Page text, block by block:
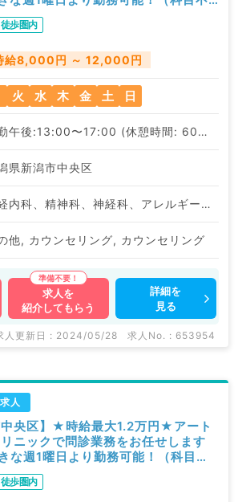
歩圏内
給8,000円 ～ 12,000円
火 水 木 金 土 日
日勤午後:13:00〜17:00 (休憩時間: 60分)
県新潟市中央区
神経内科、精神科、神経科、アレルギー科、リウマチ科、小児科、整形外科、形成外科、美容外科、脳神経外科、呼吸器外科、心臓血管外科、小児外科、皮膚科、泌尿器科、産婦人科、産科、婦人科、眼科、耳鼻咽喉科、気管食道科、放射線科、リハビリテーション科、麻酔科、ペインクリニック、人工透析科、緩和ケア科、一般内科、循環器内科、消化器内科、内分泌・代謝内科、腎臓内科、老年内科、外科系全般、一般外科、消化器外科、乳腺外科、総合診療科、美容皮膚科、健診・人間ドック、救急科・ＩＣＵ、病理科、基礎医学系、膠原病科、スポーツ整形外科、大腸・肛門外科、その他、脊髄・脊椎外科、科目不問
他, カウンセリング, カウンセリング
求人を
紹介してもらう
詳細を
見る
人更新日 : 2024/05/28 求人No. : 653954
人
中央区】★時給最大1.2万円★アート
ニックで問診業務をお任せします
週1曜日より勤務可能！（科目不
歩圏内